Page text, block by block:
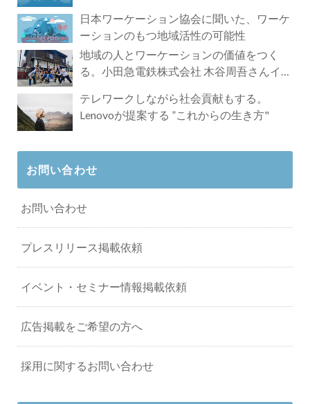
日本ワーケーション協会に聞いた、ワーケ
ーションのもつ地域活性の可能性
地域の人とワーケーションの価値をつく
る。小田急電鉄株式会社 木谷周吾さんイン
テレワークしながら社会貢献もする。
Lenovoが提案する ”これからの生き方"
お問い合わせ
お問い合わせ
プレスリリース掲載依頼
イベント・セミナー情報掲載依頼
広告掲載をご希望の方へ
採用に関するお問い合わせ